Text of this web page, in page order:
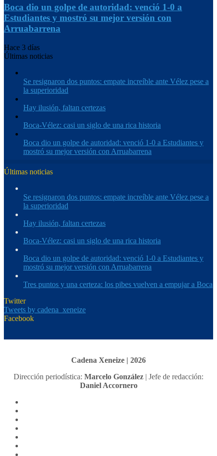
Boca dio un golpe de autoridad: venció 1-0 a
Estudiantes y mostró su mejor versión con
Arruabarrena
Hace 3 días
Últimas noticias
Se resignaron dos puntos: empate increíble ante Vélez pese a
la superioridad
Hay ilusión, faltan certezas
Boca-Vélez: casi un siglo de una rica historia
Boca dio un golpe de autoridad: venció 1-0 a Estudiantes y
mostró su mejor versión con Arruabarrena
Últimas noticias
Se resignaron dos puntos: empate increíble ante Vélez pese a
la superioridad
Hay ilusión, faltan certezas
Boca-Vélez: casi un siglo de una rica historia
Boca dio un golpe de autoridad: venció 1-0 a Estudiantes y
mostró su mejor versión con Arruabarrena
Tres puntos y una certeza: los pibes vuelven a empujar a Boca
Twitter
Tweets by cadena_xeneize
Facebook
Cadena Xeneize | 2026
Dirección periodística: Marcelo González | Jefe de redacción:
Daniel Accornero